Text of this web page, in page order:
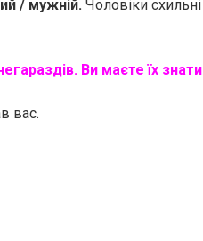
/ мужній. Чоловіки схильні
Ви маєте їх знати
вас.